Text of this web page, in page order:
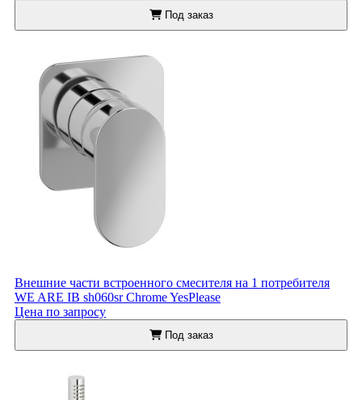
Под заказ
Внешние части встроенного смесителя на 1 потребителя
WE ARE IB sh060sr Chrome YesPlease
Цена по запросу
Под заказ